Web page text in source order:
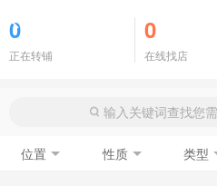
0
正在转铺
0
在线找店
位置 性质 类型